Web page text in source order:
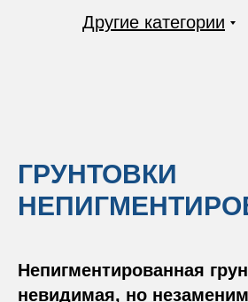
Другие категории
ГРУНТОВКИ
Непигментированная
невидимая, но